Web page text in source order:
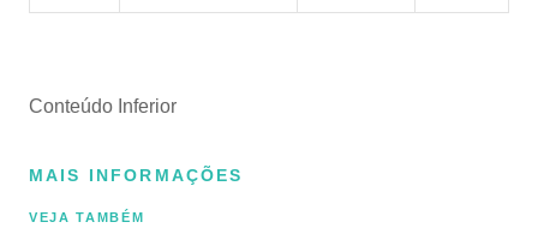
Conteúdo Inferior
MAIS INFORMAÇÕES
VEJA TAMBÉM